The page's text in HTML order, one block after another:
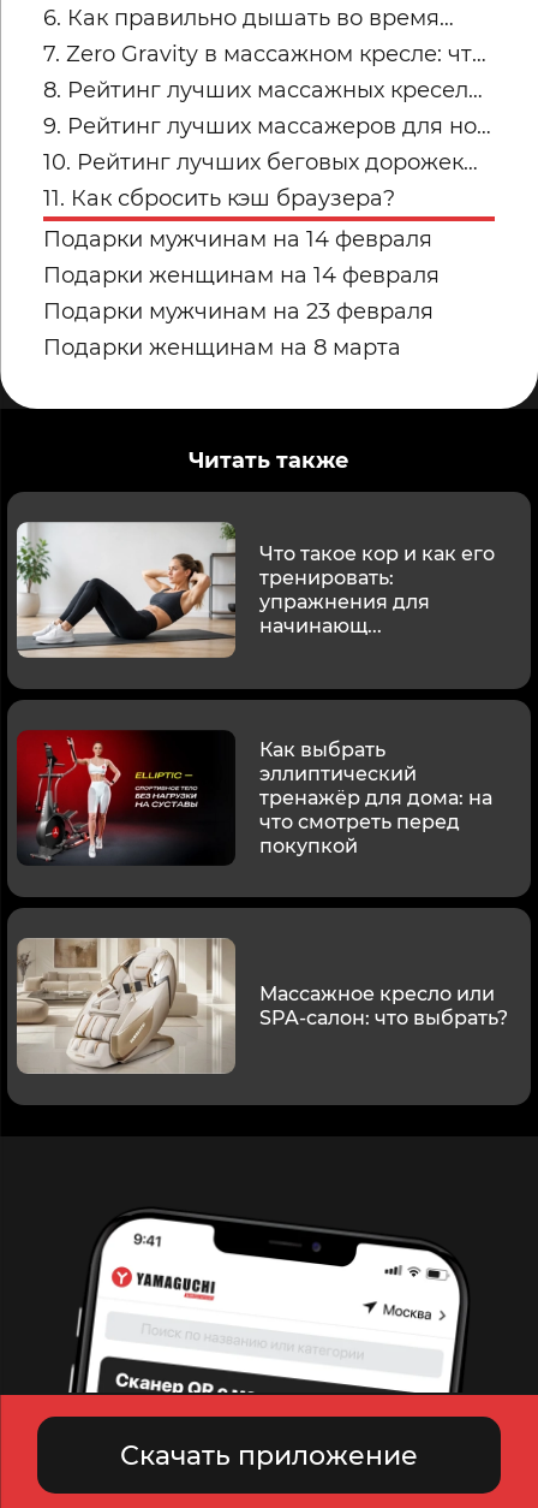
окрашенные
квартиры
6. Как правильно дышать во время
силовых упражнений и кардио
7. Zero Gravity в массажном кресле: что
это и кому подходит
8. Рейтинг лучших массажных кресел
для дома: топ-модели Yamaguchi
9. Рейтинг лучших массажеров для ног
Yamaguchi: какую модель купить для
дома в 2026 году?
10. Рейтинг лучших беговых дорожек
для дома от Yamaguchi: какую модель
выбрать?
11. Как сбросить кэш браузера?
Подарки мужчинам на 14 февраля
Подарки женщинам на 14 февраля
Подарки мужчинам на 23 февраля
Подарки женщинам на 8 марта
Читать также
Что такое кор и как его
тренировать:
упражнения для
начинающ...
Как выбрать
эллиптический
тренажёр для дома: на
что смотреть перед
покупкой
Массажное кресло или
SPA-салон: что выбрать?
Скачать приложение